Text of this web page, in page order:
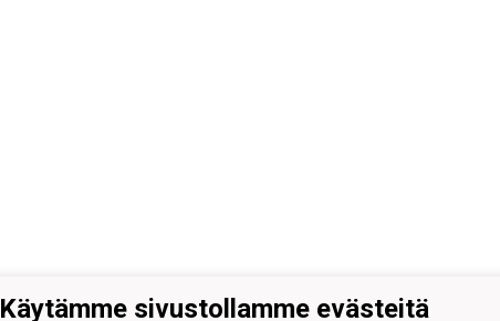
Käytämme sivustollamme evästeitä